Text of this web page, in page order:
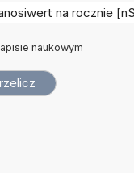
naukowym